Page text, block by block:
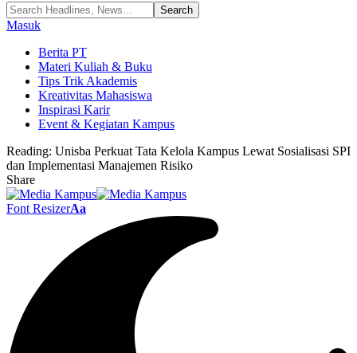
Masuk
Berita PT
Materi Kuliah & Buku
Tips Trik Akademis
Kreativitas Mahasiswa
Inspirasi Karir
Event & Kegiatan Kampus
Reading: Unisba Perkuat Tata Kelola Kampus Lewat Sosialisasi SPI
dan Implementasi Manajemen Risiko
Share
Font ResizerAa